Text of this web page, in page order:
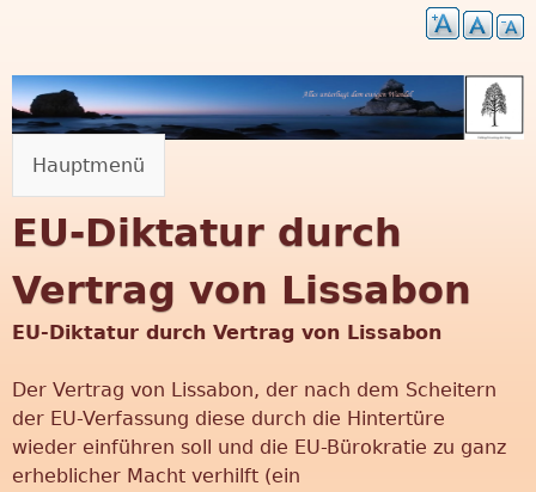
Inhalt
M
u
t
z
u
Hauptmenü
EU-Diktatur durch
Vertrag von Lissabon
EU-Diktatur durch Vertrag von Lissabon
Der Vertrag von Lissabon, der nach dem Scheitern
der EU-Verfassung diese durch die Hintertüre
wieder einführen soll und die EU-Bürokratie zu ganz
erheblicher Macht verhilft (ein